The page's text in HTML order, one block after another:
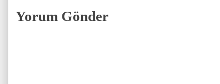
Yorum Gönder